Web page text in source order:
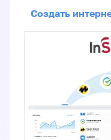
Создать